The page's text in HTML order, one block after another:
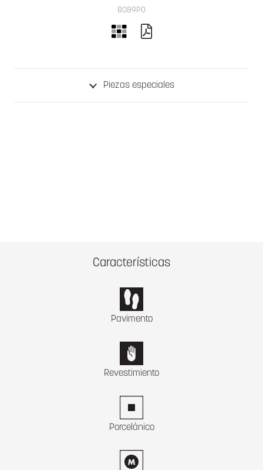
B089PO
Piezas especiales
Características
Pavimento
Revestimiento
Porcelánico